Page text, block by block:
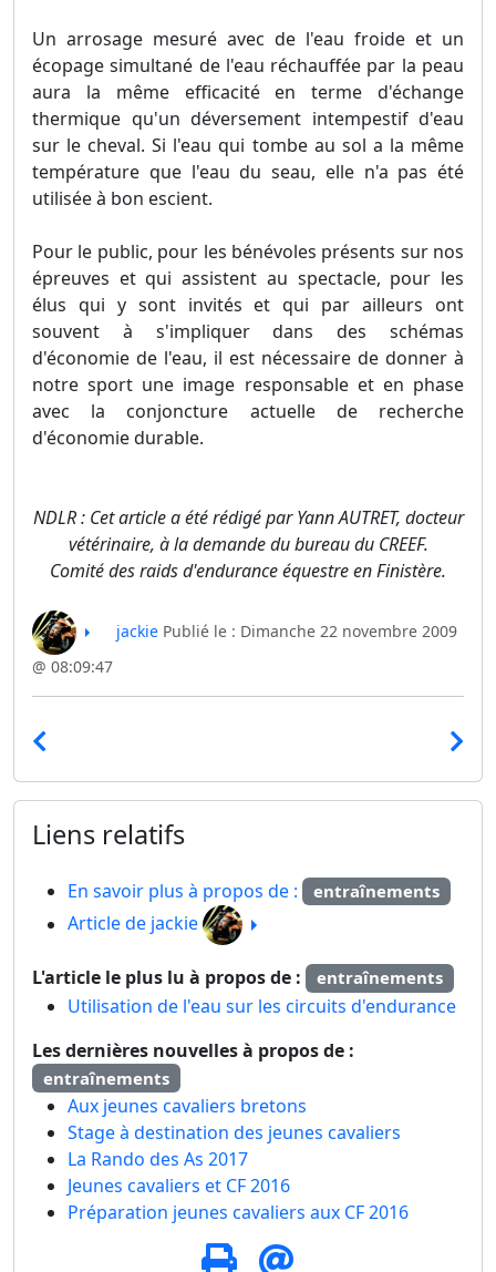
Un arrosage mesuré avec de l'eau froide et un
écopage simultané de l'eau réchauffée par la peau
aura la même efficacité en terme d'échange
thermique qu'un déversement intempestif d'eau
sur le cheval. Si l'eau qui tombe au sol a la même
température que l'eau du seau, elle n'a pas été
utilisée à bon escient.
Pour le public, pour les bénévoles présents sur nos
épreuves et qui assistent au spectacle, pour les
élus qui y sont invités et qui par ailleurs ont
souvent à s'impliquer dans des schémas
d'économie de l'eau, il est nécessaire de donner à
notre sport une image responsable et en phase
avec la conjoncture actuelle de recherche
d'économie durable.
NDLR : Cet article a été rédigé par Yann AUTRET, docteur
vétérinaire, à la demande du bureau du CREEF.
Comité des raids d'endurance équestre en Finistère.
jackiePublié le : Dimanche 22 novembre 2009
@ 08:09:47
Liens relatifs
En savoir plus à propos de : entraînements
Article de jackie
L'article le plus lu à propos de : entraînements
Utilisation de l'eau sur les circuits d'endurance
Les dernières nouvelles à propos de :
entraînements
Aux jeunes cavaliers bretons
Stage à destination des jeunes cavaliers
La Rando des As 2017
Jeunes cavaliers et CF 2016
Préparation jeunes cavaliers aux CF 2016